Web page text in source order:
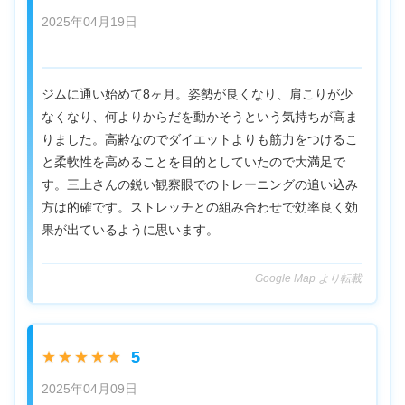
2025年04月19日
ジムに通い始めて8ヶ月。姿勢が良くなり、肩こりが少
なくなり、何よりからだを動かそうという気持ちが高ま
りました。高齢なのでダイエットよりも筋力をつけるこ
と柔軟性を高めることを目的としていたので大満足で
す。三上さんの鋭い観察眼でのトレーニングの追い込み
方は的確です。ストレッチとの組み合わせで効率良く効
果が出ているように思います。
Google Map より転載
★★★★★ 5
2025年04月09日